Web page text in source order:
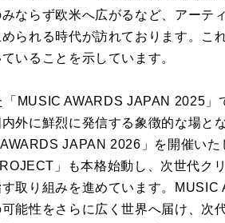
ならず欧米へ広がるなど、アーテ
られる時代が訪れております。こ
いることを示しています。
MUSIC AWARDS JAPAN 2025
外に鮮烈に発信する象徴的な場と
JAPAN 2026」を開催い
」も本格始動し、次世代ク
取り組みを進めています。
能性をさらに広く世界へ届け、次